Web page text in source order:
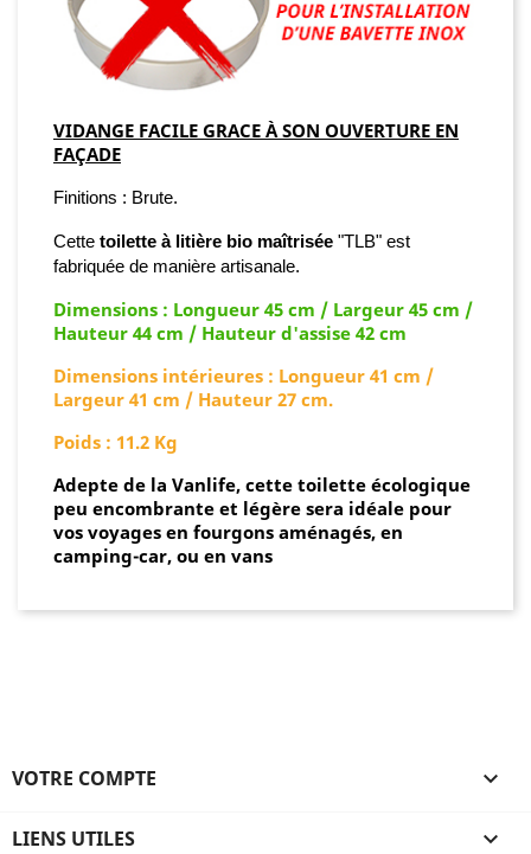
VIDANGE FACILE GRACE À SON OUVERTURE EN
FAÇADE
Finitions : Brute.
Cette toilette à litière bio maîtrisée "TLB" est
fabriquée de manière artisanale.
Dimensions : Longueur 45 cm / Largeur 45 cm /
Hauteur 44 cm / Hauteur d'assise 42 cm
Dimensions intérieures : Longueur 41 cm /
Largeur 41 cm / Hauteur 27 cm.
Poids : 11.2 Kg
Adepte de la Vanlife, cette toilette écologique
peu encombrante et légère sera idéale pour
vos voyages en fourgons aménagés, en
camping-car, ou en vans
VOTRE COMPTE 
LIENS UTILES 